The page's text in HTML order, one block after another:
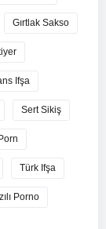
Gırtlak Sakso
Ifşa
Sert Sikiş
Türk Ifşa
Porno